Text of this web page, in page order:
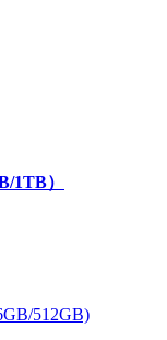
1TB）